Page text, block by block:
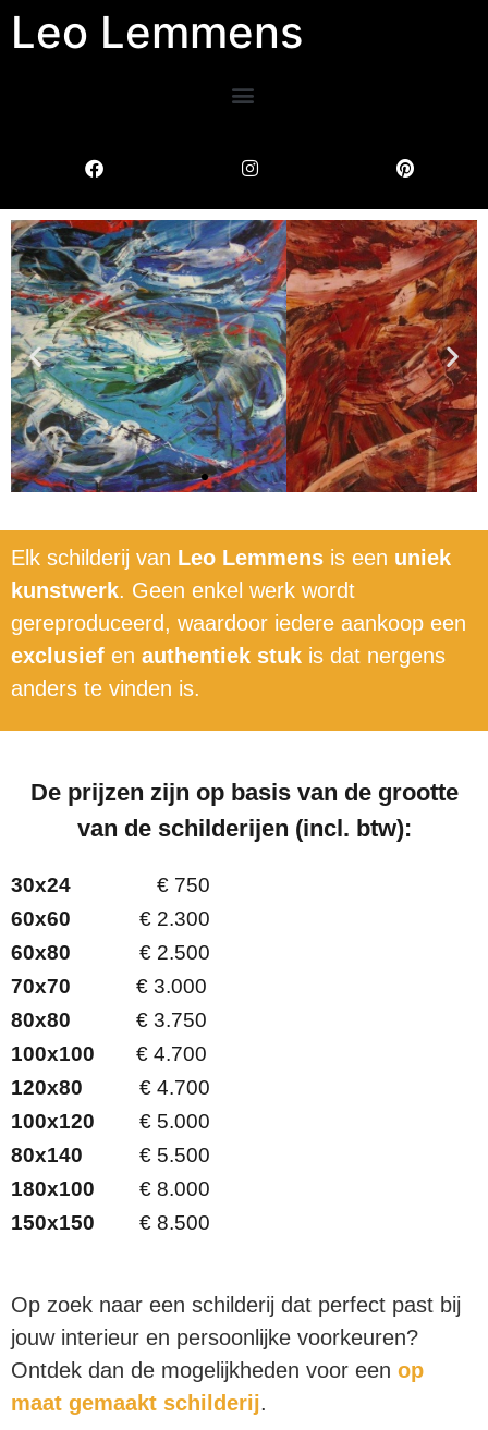
Leo Lemmens
Elk schilderij van Leo Lemmens is een uniek
kunstwerk. Geen enkel werk wordt
gereproduceerd, waardoor iedere aankoop een
exclusief en authentiek stuk is dat nergens
anders te vinden is.
De prijzen zijn op basis van de grootte
van de schilderijen (incl. btw):
30x24
€ 750
60x60
€ 2.300
60x80
€ 2.500
70x70
€ 3.000
80x80
€ 3.750
100x100
€ 4.700
120x80
€ 4.700
100x120
€ 5.000
80x140
€ 5.500
180x100
€ 8.000
150x150
€ 8.500
Op zoek naar een schilderij dat perfect past bij
jouw interieur en persoonlijke voorkeuren?
Ontdek dan de mogelijkheden voor een op
maat gemaakt schilderij.